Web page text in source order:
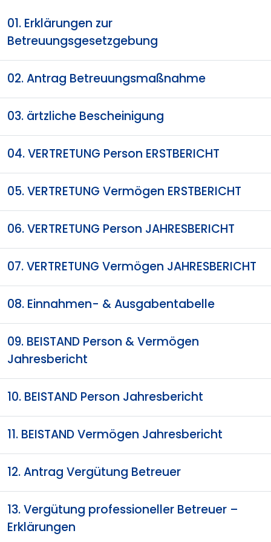
01. Erklärungen zur
Betreuungsgesetzgebung
02. Antrag Betreuungsmaßnahme
03. ärtzliche Bescheinigung
04. VERTRETUNG Person ERSTBERICHT
05. VERTRETUNG Vermögen ERSTBERICHT
06. VERTRETUNG Person JAHRESBERICHT
07. VERTRETUNG Vermögen JAHRESBERICHT
08. Einnahmen- & Ausgabentabelle
09. BEISTAND Person & Vermögen
Jahresbericht
10. BEISTAND Person Jahresbericht
11. BEISTAND Vermögen Jahresbericht
12. Antrag Vergütung Betreuer
13. Vergütung professioneller Betreuer –
Erklärungen